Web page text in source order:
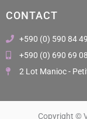
e
b
o
o
k
t
a
g
r
a
CONTACT
+590 (0) 590 84
+590 (0) 690 69
2 Lot Manioc -
Copyright ©